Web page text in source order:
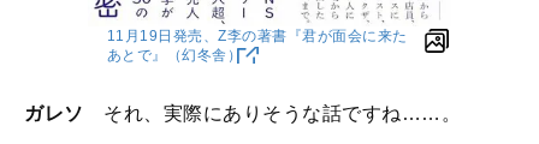
11月19日発売、Z李の著書『君が面会に来た
あとで』（幻冬舎）
ガレソ それ、実際にありそうな話ですね……。